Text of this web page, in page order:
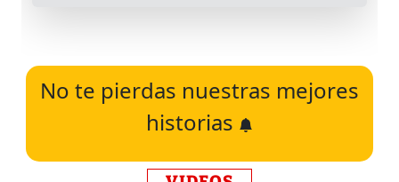
No te pierdas nuestras mejores
historias